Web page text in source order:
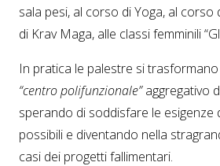
sala pesi, al corso di Yoga, al corso
di Krav Maga, alle classi femminili
In pratica le palestre si
“centro polifunzionale”aggregativo
sperando di soddisfare le esigenze
possibili e diventando nella
casi dei progetti fallimentari.